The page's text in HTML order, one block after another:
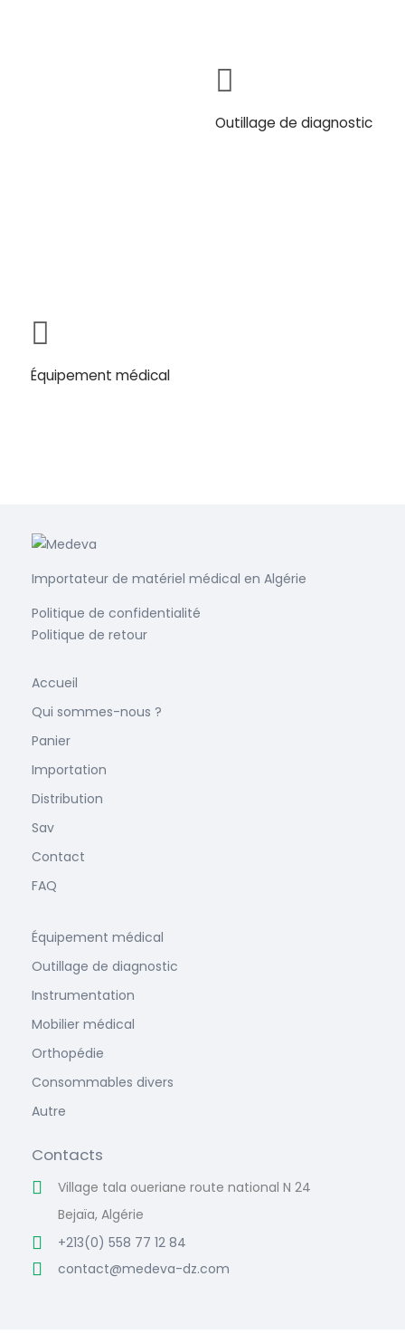
Outillage de diagnostic
Équipement médical
Importateur de matériel médical en Algérie
Politique de confidentialité
Politique de retour
Accueil
Qui sommes-nous ?
Panier
Importation
Distribution
Sav
Contact
FAQ
Équipement médical
Outillage de diagnostic
Instrumentation
Mobilier médical
Orthopédie
Consommables divers
Autre
Contacts
Village tala oueriane route national N 24
Bejaïa, Algérie
+213(0) 558 77 12 84
contact@medeva-dz.com